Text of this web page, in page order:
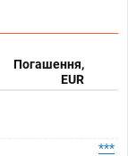
Погашення,
EUR
***